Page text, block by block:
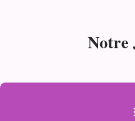
Notre